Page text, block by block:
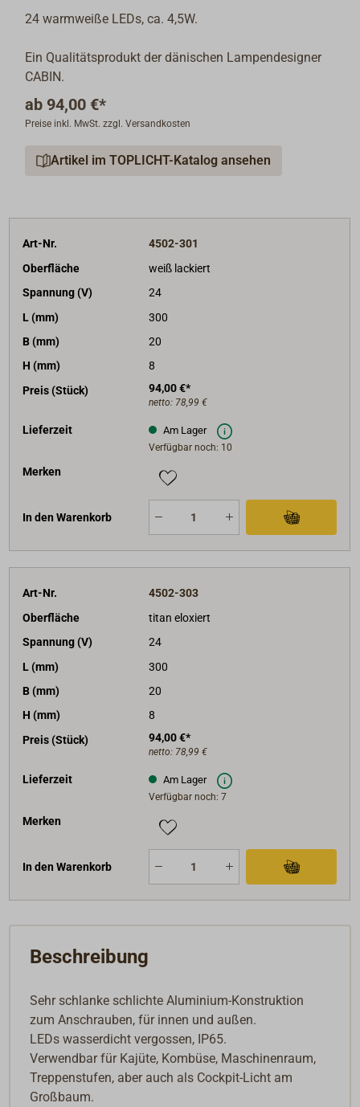
24 warmweiße LEDs, ca. 4,5W.
Ein Qualitätsprodukt der dänischen Lampendesigner
CABIN.
ab 94,00 €*
Preise inkl. MwSt. zzgl. Versandkosten
Artikel im TOPLICHT-Katalog ansehen
Art-Nr.
4502-301
Oberfläche
weiß lackiert
Spannung (V)
24
L (mm)
300
B (mm)
20
H (mm)
8
Preis (Stück)
94,00 €*
netto: 78,99 €
Lieferzeit Am Lager
Verfügbar noch: 10
Merken
In den Warenkorb
Art-Nr.
4502-303
Oberfläche
titan eloxiert
Spannung (V)
24
L (mm)
300
B (mm)
20
H (mm)
8
Preis (Stück)
94,00 €*
netto: 78,99 €
Lieferzeit Am Lager
Verfügbar noch: 7
Merken
In den Warenkorb
Beschreibung
Sehr schlanke schlichte Aluminium-Konstruktion
zum Anschrauben, für innen und außen.
LEDs wasserdicht vergossen, IP65.
Verwendbar für Kajüte, Kombüse, Maschinenraum,
Treppenstufen, aber auch als Cockpit-Licht am
Großbaum.